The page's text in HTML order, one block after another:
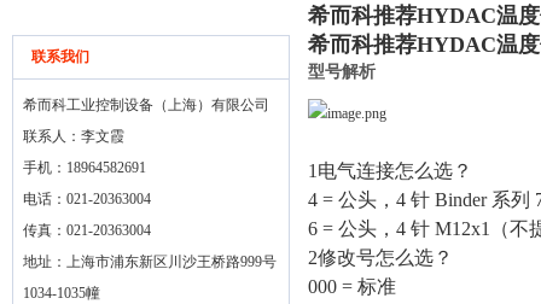
联系我们
希而科工业控制设备（上海）有限公司
联系人：李文霞
手机：18964582691
电话：021-20363004
传真：021-20363004
地址：上海市浦东新区川沙王桥路999号
1034-1035幢
希而科推荐HYDAC温
希而科推荐HYDAC温
型号解析
1 电气连接怎么选？
4 = 公头， 4 针 Binder 系列
6 = 公头， 4 针 M12x1
（不
2修改号怎么选？
000 = 标准